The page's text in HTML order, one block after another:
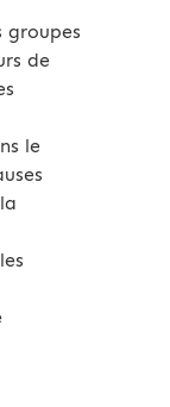
groupes
de
le